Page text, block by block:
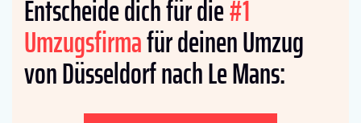
Entscheide dich für die#1
Umzugsfirmafür deinen Umzug
von Düsseldorf nach Le Mans: